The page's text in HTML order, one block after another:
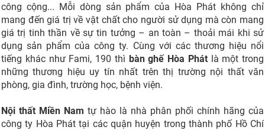
công cộng... Mỗi dòng sản phẩm của Hòa Phát không chỉ
mang đến giá trị về vật chất cho người sử dụng mà còn mang
giá trị tinh thần về sự tin tưởng – an toàn – thoải mái khi sử
dụng sản phẩm của công ty. Cùng với các thương hiệu nổi
tiếng khác như Fami, 190 thì bàn ghế Hòa Phátlà một trong
những thương hiệu uy tín nhất trên thị trường nội thất văn
phòng, gia đình, trường học, bệnh viện.
Nội thất Miền Nam tự hào là nhà phân phối chính hãng của
công ty Hòa Phát tại các quận huyện trong thành phố Hồ Chí